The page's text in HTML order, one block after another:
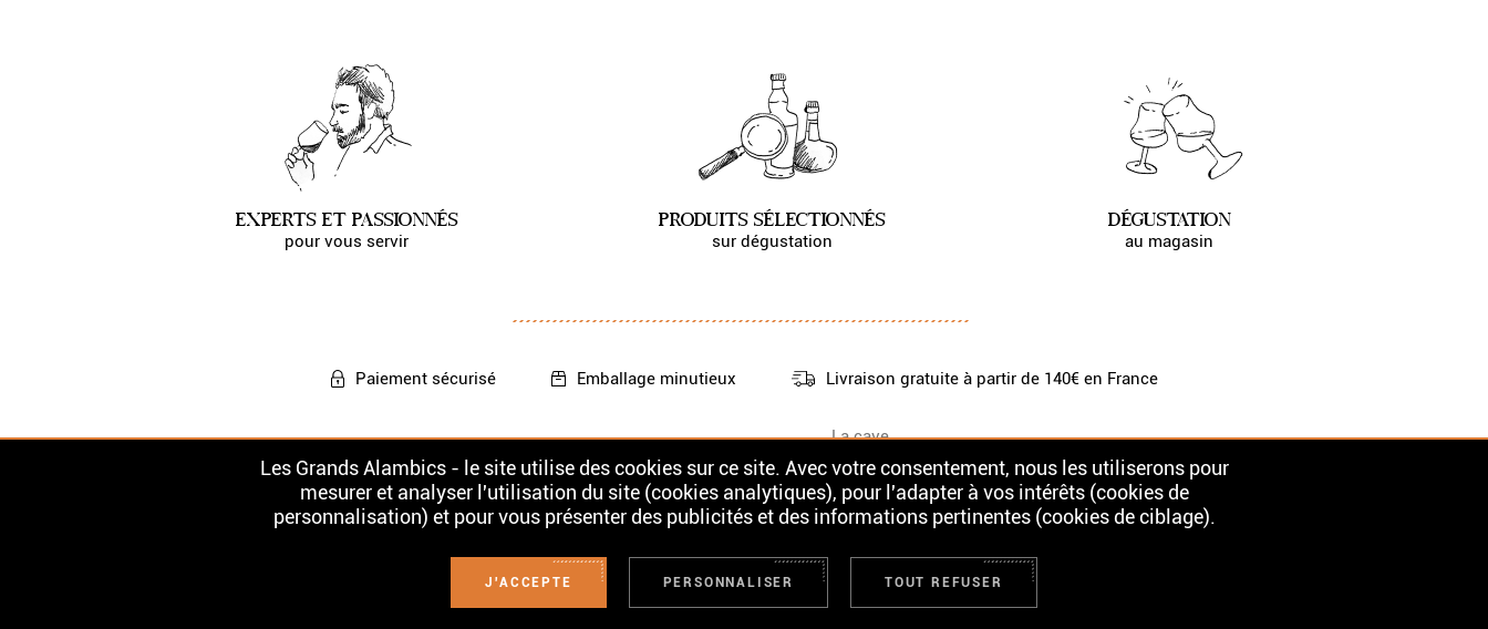
EXPERTS ET PASSIONNÉS
pour vous servir
PRODUITS SÉLECTIONNÉS
sur dégustation
DÉGUSTATION
au magasin
Paiement sécurisé Emballage minutieux Livraison gratuite à partir de 140€ en France
Nos Rhums
La cave
Contact
Les Grands Alambics - le site utilise des cookies sur ce site. Avec votre consentement, nous les utiliserons pour
mesurer et analyser l'utilisation du site (cookies analytiques), pour l'adapter à vos intérêts (cookies de
personnalisation) et pour vous présenter des publicités et des informations pertinentes (cookies de ciblage).
J'ACCEPTE PERSONNALISER TOUT REFUSER
L'ABUS D'ALCOOL EST DANGEREUX POUR LA SANTÉ. À CONSOMMER AVEC MODÉRATION. LA VENTE D'ALCOOL EST INTERDITE AUX MINEURS.
Conditions Générales de Vente Mentions légales Confidentialité © 2026 Les Grands Alambics